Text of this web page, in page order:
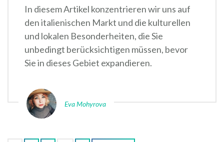
In diesem Artikel konzentrieren wir uns auf
den italienischen Markt und die kulturellen
und lokalen Besonderheiten, die Sie
unbedingt berücksichtigen müssen, bevor
Sie in dieses Gebiet expandieren.
Eva Mohyrova